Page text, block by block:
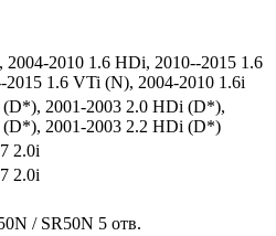
, 2004-2010 1.6 HDi, 2010--2015 1.6
2015 1.6 VTi (N), 2004-2010 1.6i
(D*), 2001-2003 2.0 HDi (D*),
(D*), 2001-2003 2.2 HDi (D*)
2.0i
2.0i
/ SR50N 5 отв.